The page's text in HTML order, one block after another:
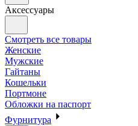
Аксессуары
Смотреть все товары
Женские
Мужские
Гайтаны
Кошельки
Портмоне
Обложки на паспорт
Фурнитура